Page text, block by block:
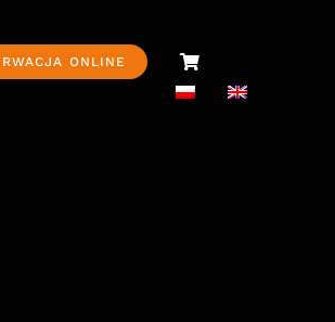
ONLINE